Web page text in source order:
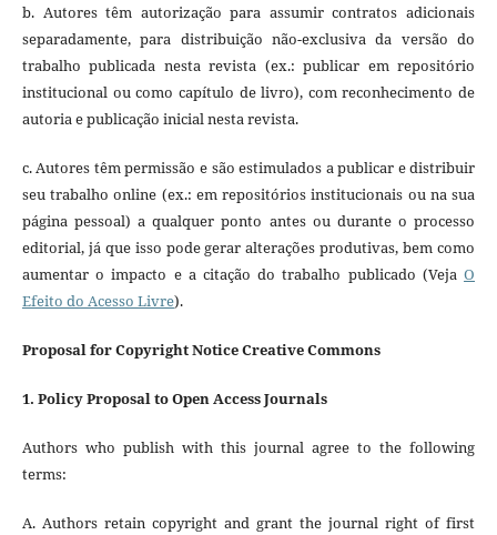
b. Autores têm autorização para assumir contratos adicionais
separadamente, para distribuição não-exclusiva da versão do
trabalho publicada nesta revista (ex.: publicar em repositório
institucional ou como capítulo de livro), com reconhecimento de
autoria e publicação inicial nesta revista.
c. Autores têm permissão e são estimulados a publicar e distribuir
seu trabalho online (ex.: em repositórios institucionais ou na sua
página pessoal) a qualquer ponto antes ou durante o processo
editorial, já que isso pode gerar alterações produtivas, bem como
aumentar o impacto e a citação do trabalho publicado (VejaO
Efeito do Acesso Livre).
Proposal for Copyright Notice Creative Commons
1. Policy Proposal to Open Access Journals
Authors who publish with this journal agree to the following
terms:
A. Authors retain copyright and grant the journal right of first